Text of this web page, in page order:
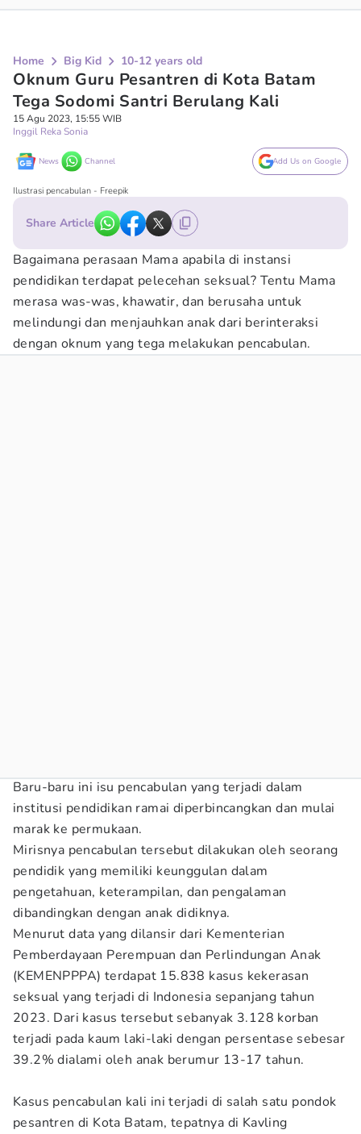
Home Big Kid 10-12 years old
Oknum Guru Pesantren di Kota Batam
Tega Sodomi Santri Berulang Kali
15 Agu 2023, 15:55 WIB
Inggil Reka Sonia
News Channel Add Us on Google
Ilustrasi pencabulan - Freepik
Share Article
Bagaimana perasaan Mama apabila di instansi
pendidikan terdapat pelecehan seksual? Tentu Mama
merasa was-was, khawatir, dan berusaha untuk
melindungi dan menjauhkan anak dari berinteraksi
dengan oknum yang tega melakukan pencabulan.
Baru-baru ini isu pencabulan yang terjadi dalam
institusi pendidikan ramai diperbincangkan dan mulai
marak ke permukaan.
Mirisnya pencabulan tersebut dilakukan oleh seorang
pendidik yang memiliki keunggulan dalam
pengetahuan, keterampilan, dan pengalaman
dibandingkan dengan anak didiknya.
Menurut data yang dilansir dari Kementerian
Pemberdayaan Perempuan dan Perlindungan Anak
(KEMENPPPA) terdapat 15.838 kasus kekerasan
seksual yang terjadi di Indonesia sepanjang tahun
2023. Dari kasus tersebut sebanyak 3.128 korban
terjadi pada kaum laki-laki dengan persentase sebesar
39.2% dialami oleh anak berumur 13-17 tahun.
Kasus pencabulan kali ini terjadi di salah satu pondok
pesantren di Kota Batam, tepatnya di Kavling